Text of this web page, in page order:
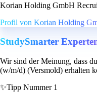
Korian Holding GmbH
Profil von Korian Holding
StudySmarter
Wir sind der Meinung, dass
(w/m/d) (Versmold) erhalten
✨Tipp Nummer 1